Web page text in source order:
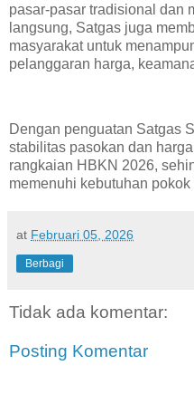
pasar-pasar tradisional dan
langsung, Satgas juga
masyarakat untuk
pelanggaran harga,
Dengan penguatan Satgas
stabilitas pasokan dan
rangkaian HBKN 2026,
memenuhi kebutuhan
at Februari 05, 2026
Berbagi
Tidak ada komentar:
Posting Komentar